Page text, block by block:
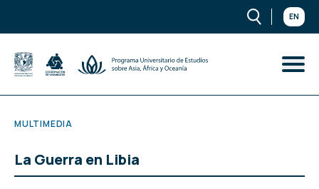
EN
MULTIMEDIA
La Guerra en Libia